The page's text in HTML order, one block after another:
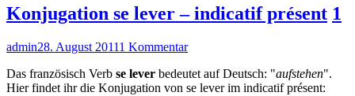
quel
Konjugation se lever – indicatif présent 1
Autor
adminVeröffentlicht
28. August 20111 Kommentarzu
se
lever
Das französisch Verb se lever bedeutet auf Deutsch: "aufstehen".
Hier findet ihr die Konjugation von se lever im indicatif présent: